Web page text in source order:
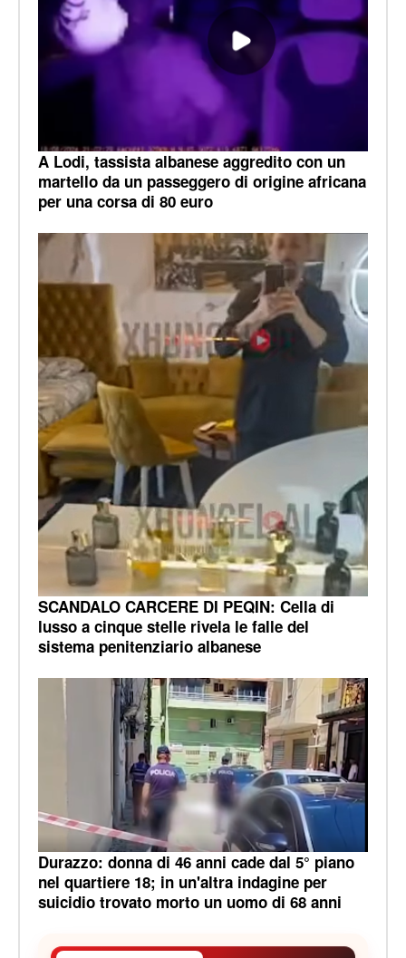
A Lodi, tassista albanese aggredito con un
martello da un passeggero di origine africana
per una corsa di 80 euro
SCANDALO CARCERE DI PEQIN: Cella di
lusso a cinque stelle rivela le falle del
sistema penitenziario albanese
Durazzo: donna di 46 anni cade dal 5° piano
nel quartiere 18; in un'altra indagine per
suicidio trovato morto un uomo di 68 anni